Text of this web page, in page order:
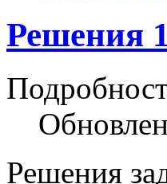
Решения
Решения